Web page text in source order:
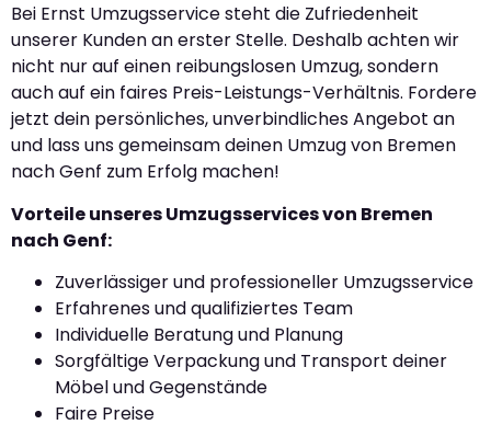
Bei Ernst Umzugsservice steht die Zufriedenheit
unserer Kunden an erster Stelle. Deshalb achten wir
nicht nur auf einen reibungslosen Umzug, sondern
auch auf ein faires Preis-Leistungs-Verhältnis. Fordere
jetzt dein persönliches, unverbindliches Angebot an
und lass uns gemeinsam deinen Umzug von Bremen
nach Genf zum Erfolg machen!
Vorteile unseres Umzugsservices von Bremen
nach Genf:
Zuverlässiger und professioneller Umzugsservice
Erfahrenes und qualifiziertes Team
Individuelle Beratung und Planung
Sorgfältige Verpackung und Transport deiner
Möbel und Gegenstände
Faire Preise